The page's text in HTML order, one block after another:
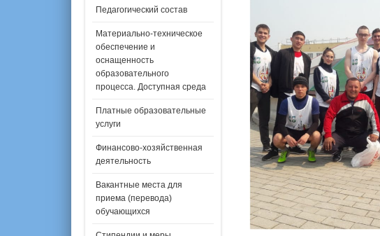
Педагогический состав
Материально-техническое
обеспечение и
оснащенность
образовательного
процесса. Доступная среда
Платные образовательные
услуги
Финансово-хозяйственная
деятельность
Вакантные места для
приема (перевода)
обучающихся